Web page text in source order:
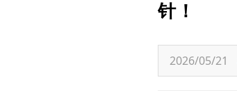
针！
2026/05/21